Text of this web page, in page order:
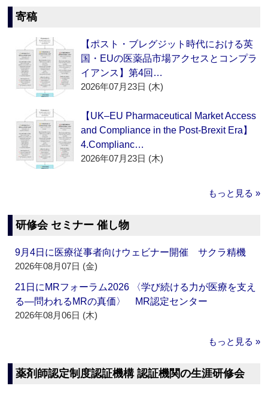
寄稿
【ポスト・ブレグジット時代における英
国・EUの医薬品市場アクセスとコンプラ
イアンス】第4回…
2026年07月23日 (木)
【UK–EU Pharmaceutical Market Access
and Compliance in the Post-Brexit Era】
4.Complianc…
2026年07月23日 (木)
もっと見る »
研修会 セミナー 催し物
9月4日に医療従事者向けウェビナー開催 サクラ精機
2026年08月07日 (金)
21日にMRフォーラム2026 〈学び続ける力が医療を支え
る―問われるMRの真価〉 MR認定センター
2026年08月06日 (木)
もっと見る »
薬剤師認定制度認証機構 認証機関の生涯研修会